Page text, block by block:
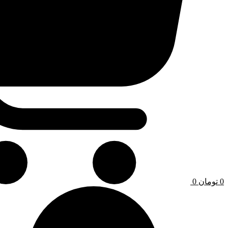
0 تومان 0